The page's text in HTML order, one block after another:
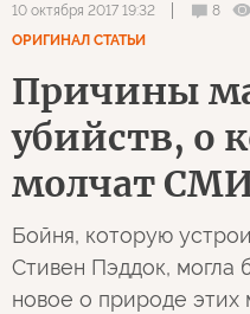
10 октября 2017 19:32 8
ОРИГИНАЛ СТАТЬИ
Причины
убийств, о
молчат
Бойня, которую
Стивен Пэддок, могла
новое о природе этих